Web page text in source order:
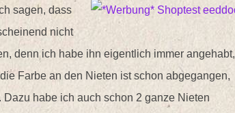
sagen, dass
nicht
denn ich habe ihn eigentlich immer angehabt,
Farbe an den Nieten ist schon abgegangen,
habe ich auch schon 2 ganze Nieten